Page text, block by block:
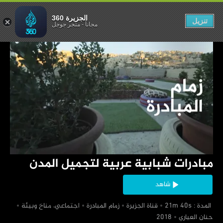
‏مبادرات شبابية عربية لتجميل المدن
شاهد
‏ المدة : 21m 40s
‏قناة الجزيرة ‏زمام المبادرة
‏اجتماعي، مناخ وبيئة
‏حنان العياري
لتجميل المدن
الجزيرة 360
مجاناً-متجر جوجل تنزيل